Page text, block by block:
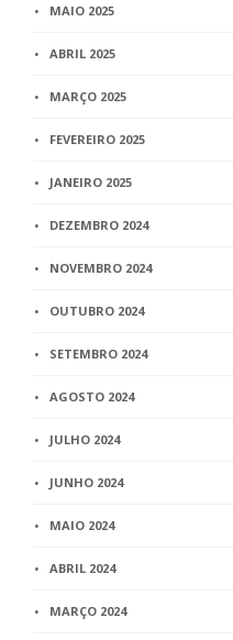
MAIO 2025
ABRIL 2025
MARÇO 2025
FEVEREIRO 2025
JANEIRO 2025
DEZEMBRO 2024
NOVEMBRO 2024
OUTUBRO 2024
SETEMBRO 2024
AGOSTO 2024
JULHO 2024
JUNHO 2024
MAIO 2024
ABRIL 2024
MARÇO 2024